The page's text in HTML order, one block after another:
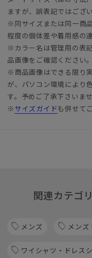
ますが、誤表記ではござ
※同サイズまたは同一商
程度の個体差や着用感の
※カラー名は管理用の表
品画像をご確認ください。
※商品画像はできる限り
が、パソコン環境により
す。予めご了承下さいませ
※ サイズガイドも併せて
関連カテゴ
メンズ メン
ワイシャツ・ドレス